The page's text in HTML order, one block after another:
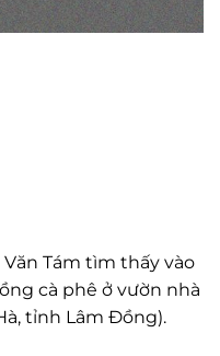
Tám tìm thấy vào
cà phê ở vườn nhà
tỉnh Lâm Đồng).